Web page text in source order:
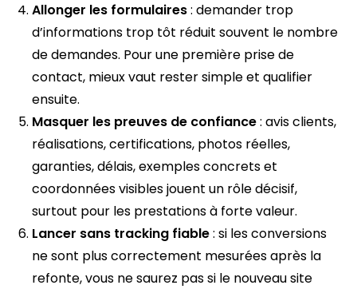
Allonger les formulaires: demander trop
d’informations trop tôt réduit souvent le nombre
de demandes. Pour une première prise de
contact, mieux vaut rester simple et qualifier
ensuite.
Masquer les preuves de confiance: avis clients,
réalisations, certifications, photos réelles,
garanties, délais, exemples concrets et
coordonnées visibles jouent un rôle décisif,
surtout pour les prestations à forte valeur.
Lancer sans tracking fiable: si les conversions
ne sont plus correctement mesurées après la
refonte, vous ne saurez pas si le nouveau site